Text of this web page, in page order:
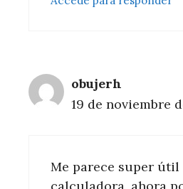
obujerh
19 de noviembre
Me parece super útil